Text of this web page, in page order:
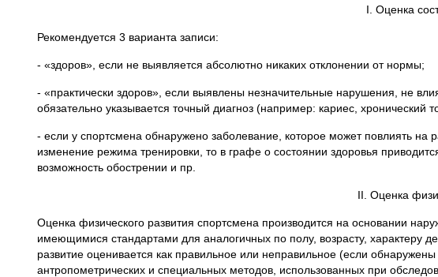
І. Оценка
Рекомендуется 3 варианта записи:
- «здоров», если не выявляется абсолютно никаких отклонении от нормы;
- «практически здоров», если выявлены незначительные нарушения, не
обязательно указывается точный диагноз (например: кариес, хронический
- если у спортсмена обнаружено заболевание, которое может повлиять на
изменение режима тренировки, то в графе о состоянии здоровья
возможность обострении и пр.
ІІ. Оценка
Оценка физического развития спортсмена производится на основании
имеющимися стандартами для аналогичных по полу, возрасту, характеру
развитие оценивается как правильное или неправильное (если
антропометрических и специальных методов, использованных при